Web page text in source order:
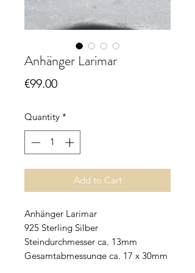
Anhänger Larimar
€99.00Price
Quantity *
Add to Cart
Anhänger Larimar
925 Sterling Silber
Steindurchmesser ca. 13mm
Gesamtabmessunge ca. 17 x 30mm